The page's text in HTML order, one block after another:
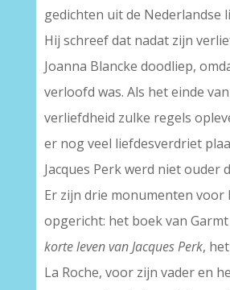
gedichten uit de Nederlandse
Hij schreef dat nadat zijn
Joanna Blancke doodliep,
verloofd was. Als het einde
verliefdheid zulke regels
er nog veel liefdesverdriet
Jacques Perk werd niet ouder
Er zijn drie monumenten voor
opgericht: het boek van
korte leven van Jacques Perk,
La Roche, voor zijn vader en